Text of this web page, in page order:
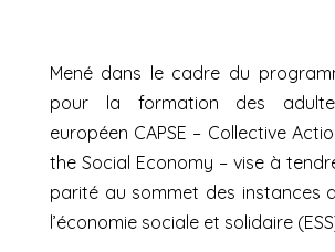
Mené dans le cadre du
pour la formation des
européen CAPSE – Collective
the Social Economy – vise à
parité au sommet des instances
l’économie sociale et solidaire